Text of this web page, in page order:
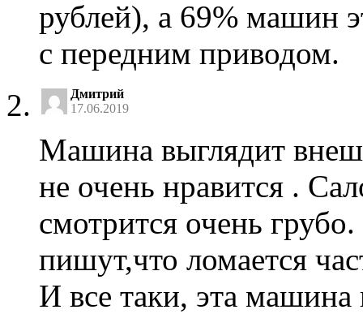
рублей), а 69% машин
с передним приводом.
Дмитрий
17.06.2019
Машина выглядит
не очень нравится .
смотрится очень
пишут,что ломается
И все таки, эта машина